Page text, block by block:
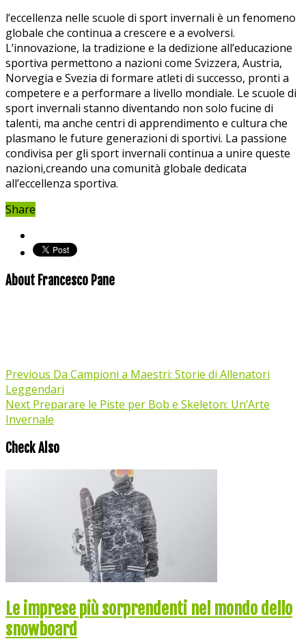
l’eccellenza nelle scuole di sport invernali è un ⁣fenomeno
globale ⁣che‌ continua a crescere e a evolversi.
L’innovazione,⁢ la tradizione e la dedizione all’educazione‌
sportiva permettono a ‌nazioni come Svizzera, Austria,
Norvegia e Svezia di⁤ formare atleti ‍di successo, pronti a
competere e a ‌performare a livello mondiale. Le ‌scuole di
sport invernali stanno ⁤diventando non solo fucine‍ di
talenti, ma anche⁣ centri di apprendimento e cultura che
plasmano le future generazioni di sportivi. La‍ passione
condivisa per gli⁤ sport invernali continua a unire queste
nazioni,creando una ⁣comunità globale‌ dedicata
all’eccellenza sportiva.
Share
About Francesco Pane
Previous Da Campioni a Maestri: Storie di Allenatori
Leggendari
Next Preparare le Piste per Bob e Skeleton: Un’Arte
Invernale
Check Also
Le imprese più sorprendenti nel mondo dello
snowboard